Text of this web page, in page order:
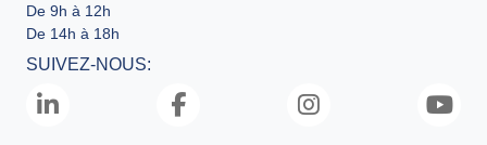
De 9h à 12h
De 14h à 18h
SUIVEZ-NOUS: